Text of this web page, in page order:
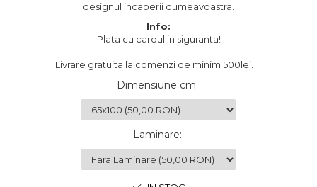
designul incaperii dumeavoastra.
Info:
Plata cu cardul in siguranta!
Livrare gratuita la comenzi de minim 500lei.
Dimensiune cm:
Laminare: